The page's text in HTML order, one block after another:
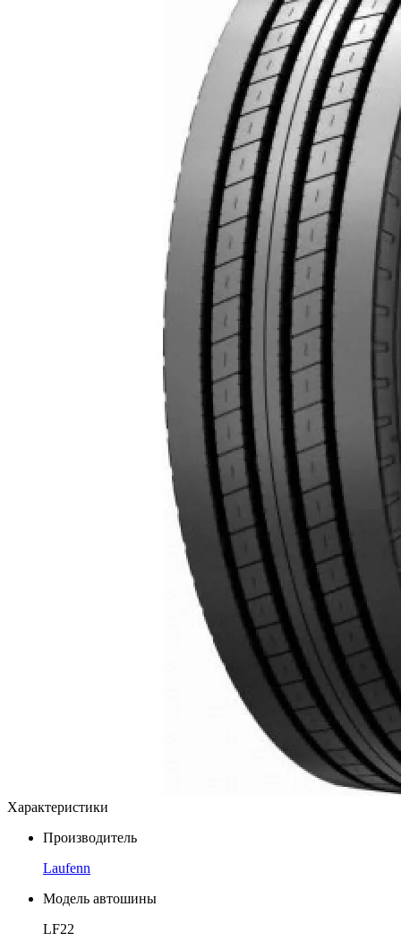
Характеристики
Производитель
Laufenn
Модель автошины
LF22